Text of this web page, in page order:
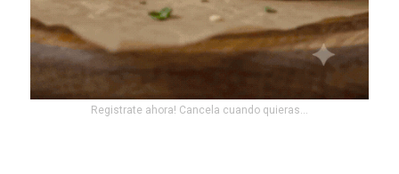
Registrate ahora! Cancela cuando quieras...